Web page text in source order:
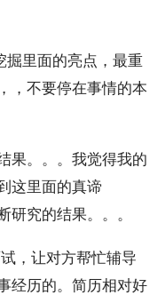
掘里面的亮点，最重
，不要停在事情的本
果。。。我觉得我的
这里面的真谛
研究的结果。。。
，让对方帮忙辅导
经历的。简历相对好